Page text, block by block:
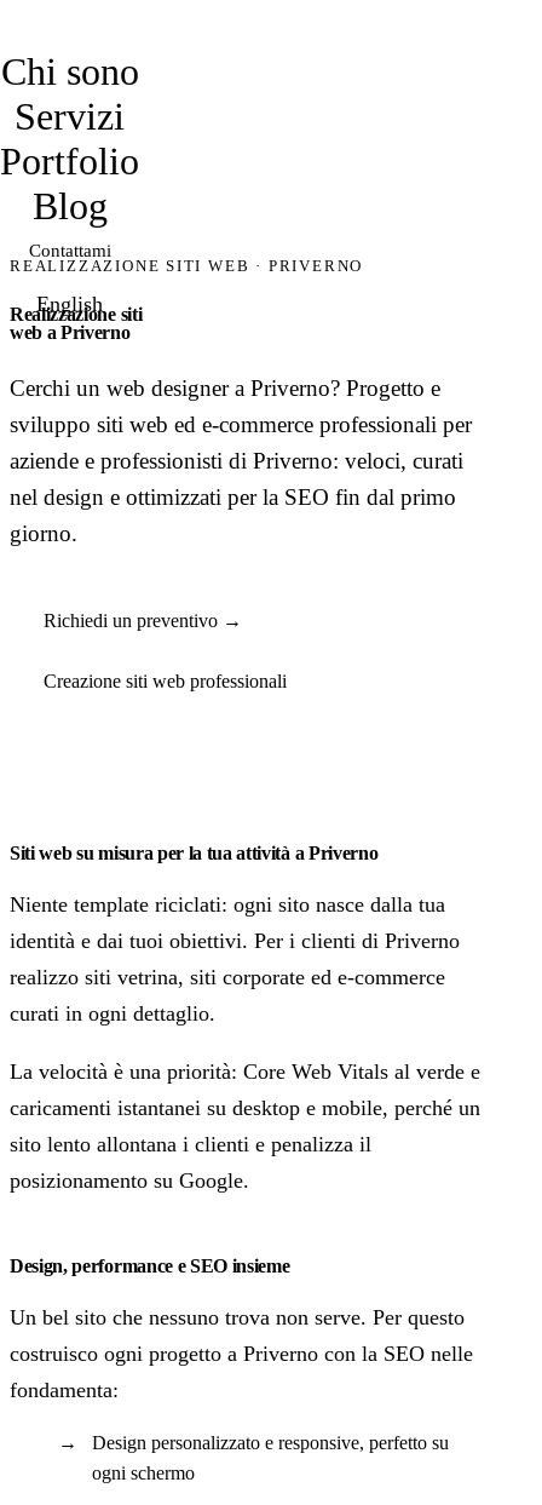
Chi sono
Servizi
Portfolio
Blog
Contattami
English
REALIZZAZIONE SITI WEB · PRIVERNO
Realizzazione siti
web a Priverno
Cerchi un web designer a Priverno? Progetto e
sviluppo siti web ed e-commerce professionali per
aziende e professionisti di Priverno: veloci, curati
nel design e ottimizzati per la SEO fin dal primo
giorno.
Richiedi un preventivo →
Creazione siti web professionali
Siti web su misura per la tua attività a Priverno
Niente template riciclati: ogni sito nasce dalla tua
identità e dai tuoi obiettivi. Per i clienti di Priverno
realizzo siti vetrina, siti corporate ed e-commerce
curati in ogni dettaglio.
La velocità è una priorità: Core Web Vitals al verde e
caricamenti istantanei su desktop e mobile, perché un
sito lento allontana i clienti e penalizza il
posizionamento su Google.
Design, performance e SEO insieme
Un bel sito che nessuno trova non serve. Per questo
costruisco ogni progetto a Priverno con la SEO nelle
fondamenta:
Design personalizzato e responsive, perfetto su
ogni schermo